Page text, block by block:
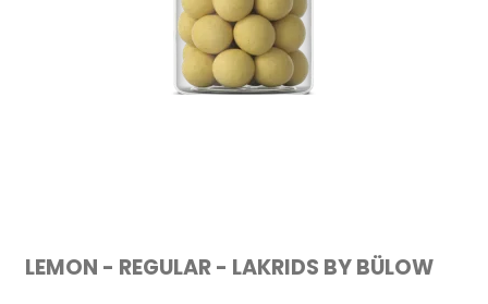
LEMON - REGULAR - LAKRIDS BY BÜLOW